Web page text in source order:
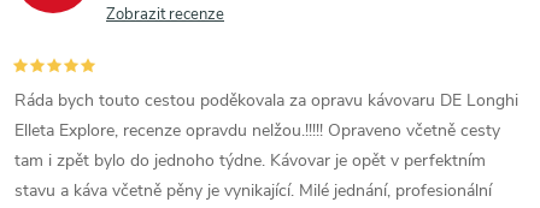
Zobrazit recenze
Ráda bych touto cestou poděkovala za opravu kávovaru DE Longhi
Elleta Explore, recenze opravdu nelžou.!!!!! Opraveno včetně cesty
tam i zpět bylo do jednoho týdne. Kávovar je opět v perfektním
stavu a káva včetně pěny je vynikající. Milé jednání, profesionální